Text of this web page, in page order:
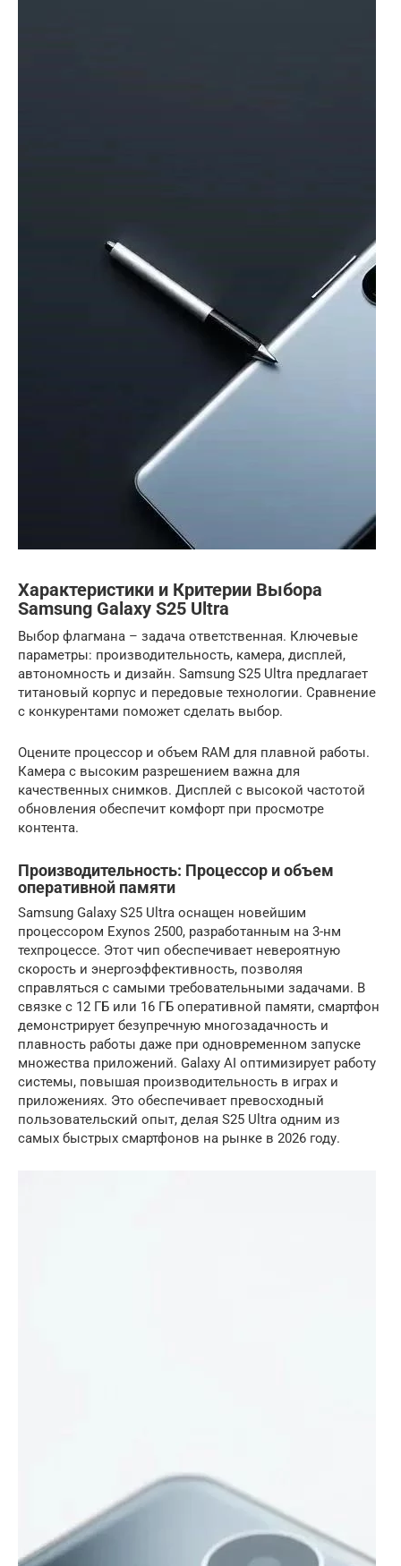
Характеристики и Критерии Выбора
Samsung Galaxy S25 Ultra
Выбор флагмана – задача ответственная. Ключевые
параметры: производительность, камера, дисплей,
автономность и дизайн. Samsung S25 Ultra предлагает
титановый корпус и передовые технологии. Сравнение
с конкурентами поможет сделать выбор.
Оцените процессор и объем RAM для плавной работы.
Камера с высоким разрешением важна для
качественных снимков. Дисплей с высокой частотой
обновления обеспечит комфорт при просмотре
контента.
Производительность: Процессор и объем
оперативной памяти
Samsung Galaxy S25 Ultra оснащен новейшим
процессором Exynos 2500, разработанным на 3-нм
техпроцессе. Этот чип обеспечивает невероятную
скорость и энергоэффективность, позволяя
справляться с самыми требовательными задачами. В
связке с 12 ГБ или 16 ГБ оперативной памяти, смартфон
демонстрирует безупречную многозадачность и
плавность работы даже при одновременном запуске
множества приложений. Galaxy AI оптимизирует работу
системы, повышая производительность в играх и
приложениях. Это обеспечивает превосходный
пользовательский опыт, делая S25 Ultra одним из
самых быстрых смартфонов на рынке в 2026 году.